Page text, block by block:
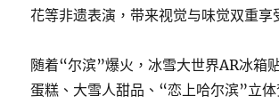
花等非遗表演，带来视觉与味觉双重享
随着“尔滨”爆火，冰雪大世界AR冰箱
蛋糕、大雪人甜品、“恋上哈尔滨”立